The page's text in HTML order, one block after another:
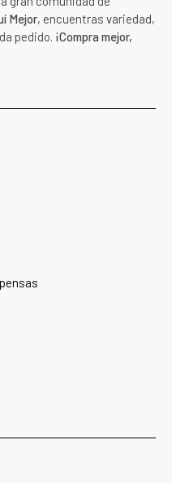
Mejor, encuentras variedad,
pedido. ¡Compra mejor,